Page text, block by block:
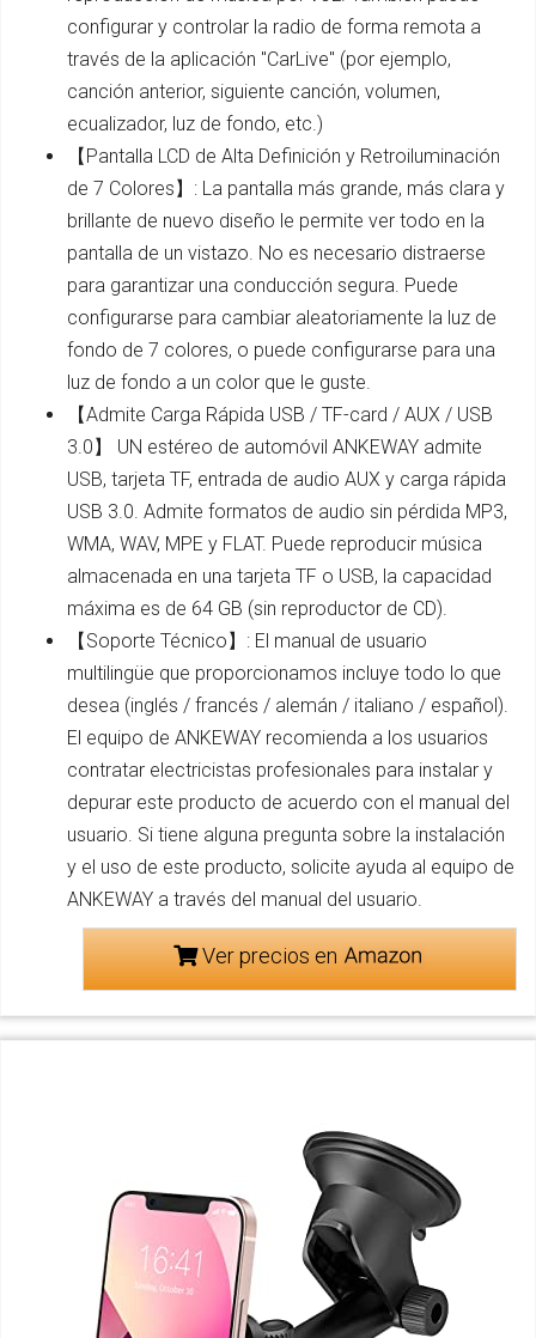
configurar y controlar la radio de forma remota a
través de la aplicación "CarLive" (por ejemplo,
canción anterior, siguiente canción, volumen,
ecualizador, luz de fondo, etc.)
【Pantalla LCD de Alta Definición y Retroiluminación
de 7 Colores】: La pantalla más grande, más clara y
brillante de nuevo diseño le permite ver todo en la
pantalla de un vistazo. No es necesario distraerse
para garantizar una conducción segura. Puede
configurarse para cambiar aleatoriamente la luz de
fondo de 7 colores, o puede configurarse para una
luz de fondo a un color que le guste.
【Admite Carga Rápida USB / TF-card / AUX / USB
3.0】 UN estéreo de automóvil ANKEWAY admite
USB, tarjeta TF, entrada de audio AUX y carga rápida
USB 3.0. Admite formatos de audio sin pérdida MP3,
WMA, WAV, MPE y FLAT. Puede reproducir música
almacenada en una tarjeta TF o USB, la capacidad
máxima es de 64 GB (sin reproductor de CD).
【Soporte Técnico】: El manual de usuario
multilingüe que proporcionamos incluye todo lo que
desea (inglés / francés / alemán / italiano / español).
El equipo de ANKEWAY recomienda a los usuarios
contratar electricistas profesionales para instalar y
depurar este producto de acuerdo con el manual del
usuario. Si tiene alguna pregunta sobre la instalación
y el uso de este producto, solicite ayuda al equipo de
ANKEWAY a través del manual del usuario.
Ver precios en